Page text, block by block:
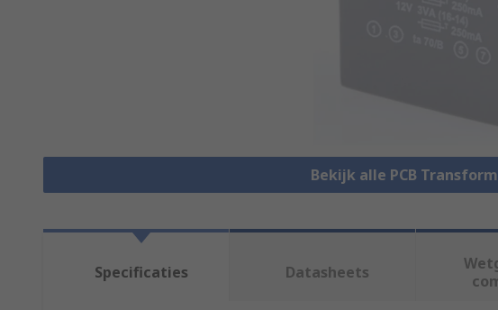
Bekijk alle PCB
Specificaties Datasheets